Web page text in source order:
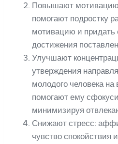
Повышают
помогают подростку
мотивацию и придать
достижения
Улучшают
утверждения
молодого человека
помогают ему
минимизируя
Снижают стресс:
чувство спокойствия